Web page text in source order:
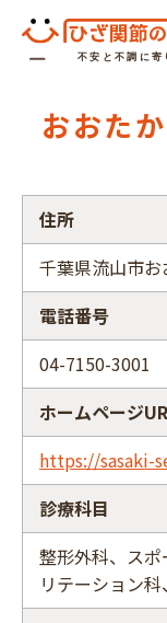
おおた
住所
千葉県流山市
電話番号
04-7150-3001
ホームページ
https://sasaki-
診療科目
整形外科、ス
リテーション